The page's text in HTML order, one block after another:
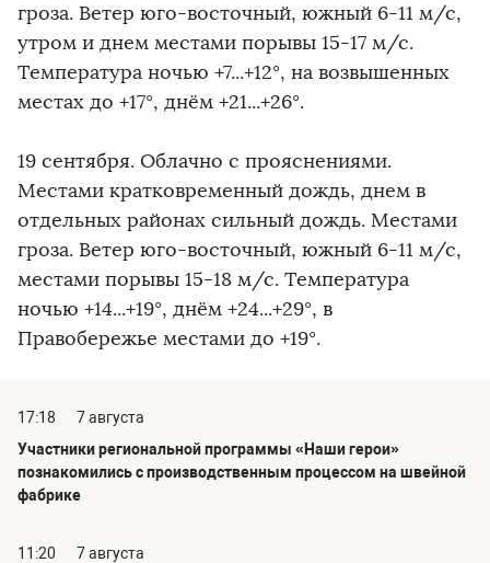
гроза. Ветер юго-восточный, южный 6-11 м/с,
утром и днем местами порывы 15-17 м/с.
Температура ночью +7...+12°, на возвышенных
местах до +17°, днём +21...+26°.
19 сентября. Облачно с прояснениями.
Местами кратковременный дождь, днем в
отдельных районах сильный дождь. Местами
гроза. Ветер юго-восточный, южный 6-11 м/с,
местами порывы 15-18 м/с. Температура
ночью +14...+19°, днём +24...+29°, в
Правобережье местами до +19°.
17:18
7 августа
Участники региональной программы «Наши герои»
познакомились с производственным процессом на швейной
фабрике
11:20
7 августа